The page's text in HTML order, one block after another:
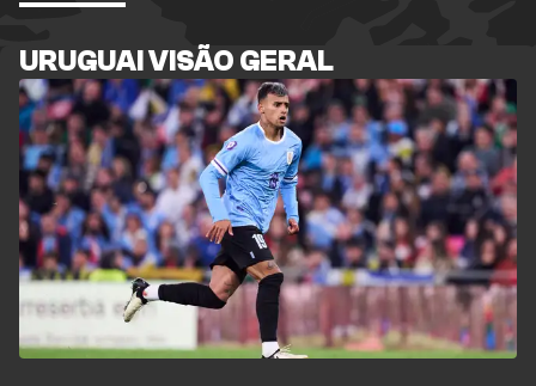
URUGUAI VISÃO GERAL